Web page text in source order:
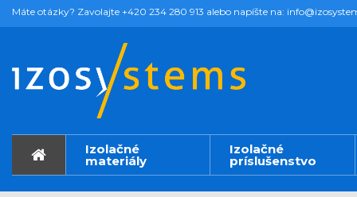
Máte otázky? Zavolajte +420 234 280 913 alebo napíšte na:
Izolačné
materiály
Izolačné
príslušenstvo